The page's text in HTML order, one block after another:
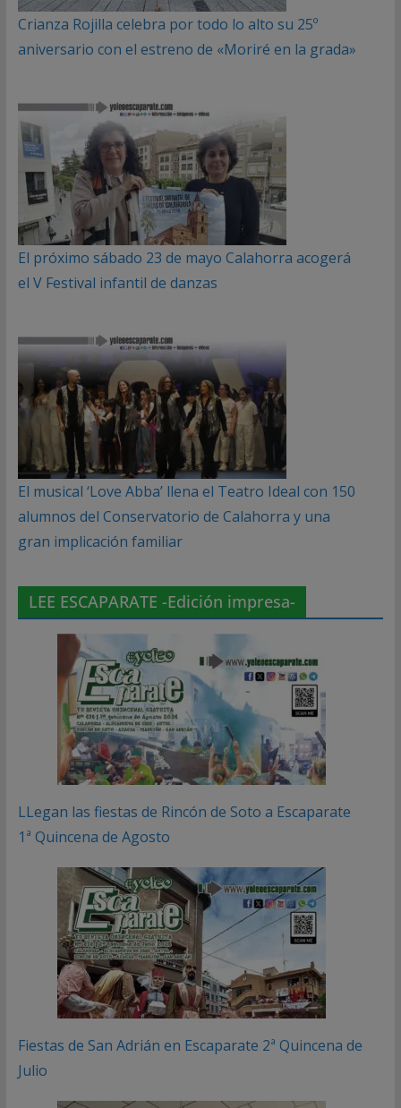
Crianza Rojilla celebra por todo lo alto su 25º
aniversario con el estreno de «Moriré en la grada»
El próximo sábado 23 de mayo Calahorra acogerá
el V Festival infantil de danzas
El musical ‘Love Abba’ llena el Teatro Ideal con 150
alumnos del Conservatorio de Calahorra y una
gran implicación familiar
LEE ESCAPARATE -Edición impresa-
LLegan las fiestas de Rincón de Soto a Escaparate
1ª Quincena de Agosto
Fiestas de San Adrián en Escaparate 2ª Quincena de
Julio